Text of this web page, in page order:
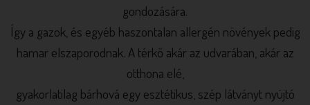
gondozására.
Így a gazok, és egyéb haszontalan allergén növények pedig
hamar elszaporodnak. A térkő akár az udvarában, akár az
otthona elé,
gyakorlatilag bárhová egy esztétikus, szép látványt nyújtó